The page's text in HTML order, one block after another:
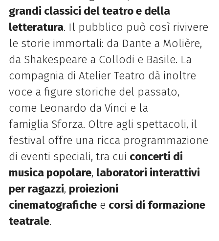
grandi classici del teatroedella
letteratura. Il pubblico può così rivivere
le storie immortali: da Dante a Molière,
da Shakespeare a Collodi e Basile. La
compagnia di Atelier Teatro dà inoltre
voce a figure storiche del passato,
come Leonardo da Vinci e la
famiglia Sforza. Oltre agli spettacoli, il
festival offre una ricca programmazione
di eventi speciali, tra cui concerti di
musica popolare, laboratori interattivi
per ragazzi, proiezioni
cinematografiche e corsi di formazione
teatrale.